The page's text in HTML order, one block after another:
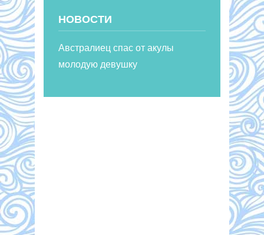
НОВОСТИ
Австралиец спас от акулы
молодую девушку